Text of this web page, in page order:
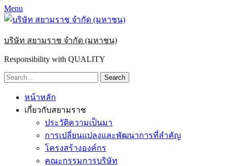
Menu
บริษัท สยามราช จำกัด (มหาชน)
Responsibility with QUALITY
Search
for:
Primary
Menu
Skip
content
หน้าหลัก
เกี่ยวกับสยามราช
ประวัติความเป็นมา
การเปลี่ยนแปลงและพัฒนาการที่สำคัญ
โครงสร้างองค์กร
คณะกรรมการบริษัท